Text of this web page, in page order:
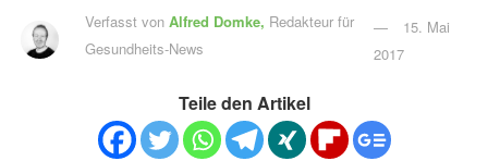
Verfasst vonAlfred Domke, Redakteur für
Gesundheits-News
15. Mai
2017
Teile den Artikel